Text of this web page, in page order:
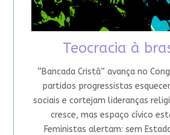
Teocracia à
“Bancada Cristã” avança no
partidos progressistas
sociais e cortejam lideranças
cresce, mas espaço cívico
Feministas alertam: sem